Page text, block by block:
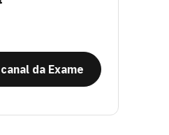
da Exame